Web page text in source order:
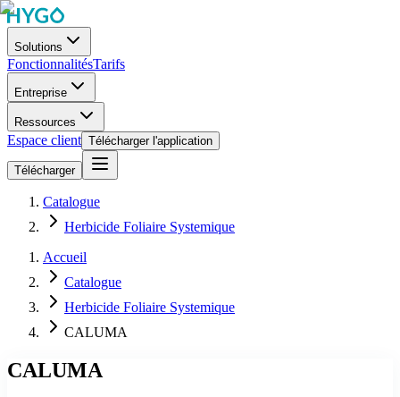
Solutions
FonctionnalitésTarifs
Entreprise
Ressources
Espace client Télécharger l'application
Télécharger
Catalogue
Herbicide Foliaire Systemique
Accueil
Catalogue
Herbicide Foliaire Systemique
CALUMA
CALUMA